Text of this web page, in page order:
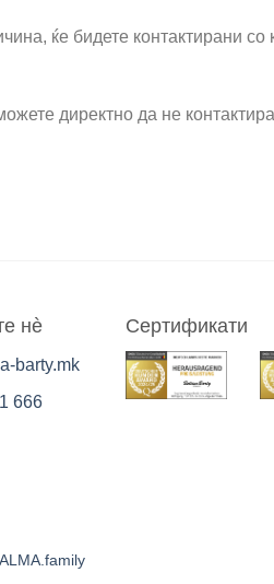
ќе бидете контактирани со
директно да не
нè
barty.mk
666
Сертификати
ALMA.family